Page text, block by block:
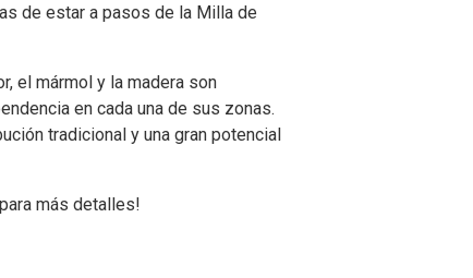
de estar a pasos de la Milla de
el mármol y la madera son
en cada una de sus zonas.
tradicional y una gran potencial
más detalles!